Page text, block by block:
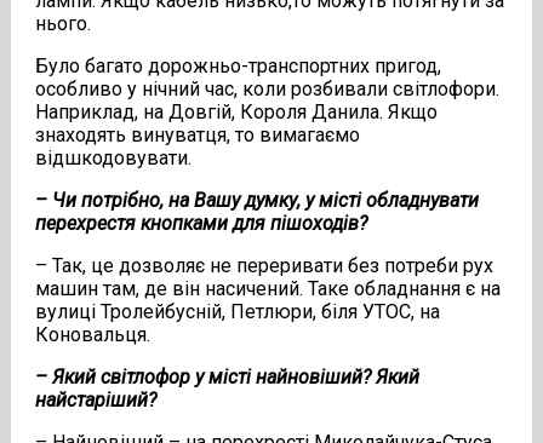
нього.
Було багато дорожньо-транспортних пригод,
особливо у нічний час, коли розбивали світлофори.
Наприклад, на Довгій, Короля Данила. Якщо
знаходять винуватця, то вимагаємо
відшкодовувати.
– Чи потрібно, на Вашу думку, у місті обладнувати
перехрестя кнопками для пішоходів?
– Так, це дозволяє не переривати без потреби рух
машин там, де він насичений. Таке обладнання є на
вулиці Тролейбусній, Петлюри, біля УТОС, на
Коновальця.
– Який світлофор у місті найновіший? Який
найстаріший?